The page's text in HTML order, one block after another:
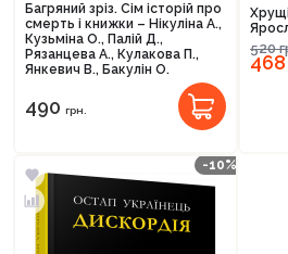
Багряний зріз. Сім історій про
смерть і книжки – Нікуліна А.,
Кузьміна О., Палій Д.,
Рязанцева А., Кулакова П.,
Янкевич В., Бакулін О.
490 грн.
520
468
-10%